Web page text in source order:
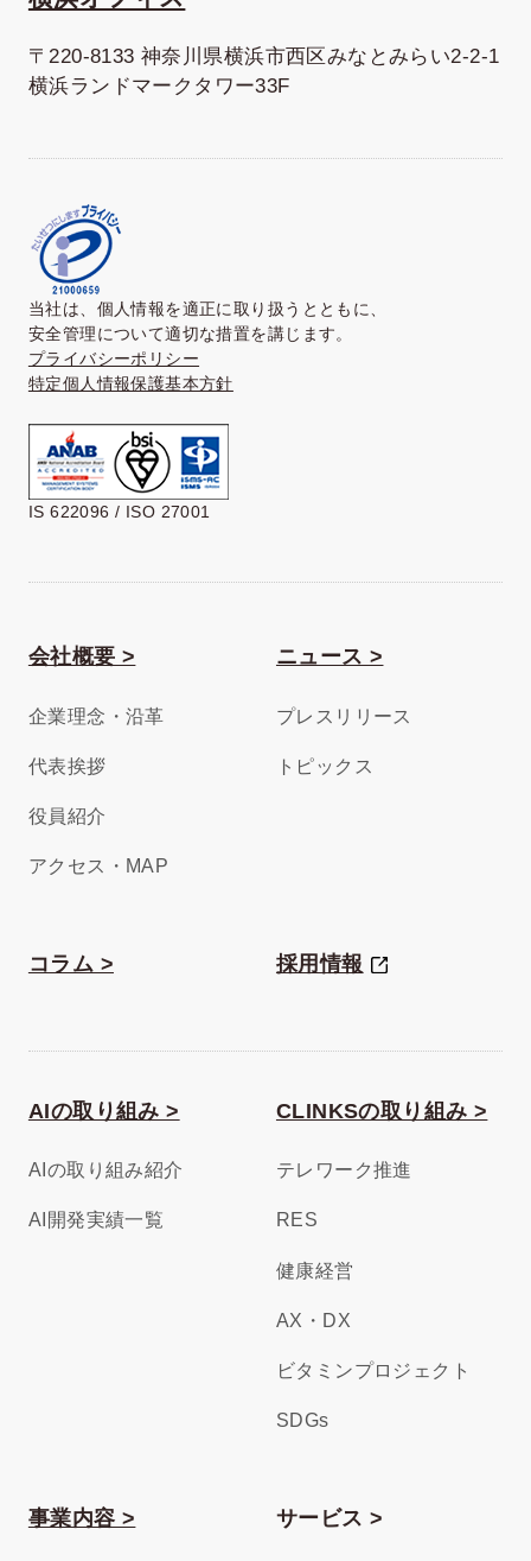
〒220-8133 神奈川県横浜市西区みなとみらい2-2-1
横浜ランドマークタワー33F
当社は、個人情報を適正に取り扱うとともに、
安全管理について適切な措置を講じます。
プライバシーポリシー
特定個人情報保護基本方針
IS 622096 / ISO 27001
会社概要 >
企業理念・沿革
代表挨拶
役員紹介
アクセス・MAP
ニュース >
プレスリリース
トピックス
コラム > 採用情報
AIの取り組み >
AIの取り組み紹介
AI開発実績一覧
CLINKSの取り組み >
テレワーク推進
RES
健康経営
AX・DX
ビタミンプロジェクト
SDGs
事業内容 > サービス >